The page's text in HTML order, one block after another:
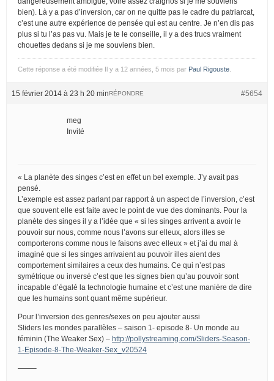
bien). Là y a pas d’inversion, car on ne quitte pas le cadre du patriarcat,
c’est une autre expérience de pensée qui est au centre. Je n’en dis pas
plus si tu l’as pas vu. Mais je te le conseille, il y a des trucs vraiment
chouettes dedans si je me souviens bien.
Cette réponse a été modifiée Il y a 12 années, 5 mois par Paul Rigouste
15 février 2014 à 23 h 20 min #5654
RÉPONDRE
meg
Invité
« La planète des singes c’est en effet un bel exemple. J’y avait pas
pensé.
L’exemple est assez parlant par rapport à un aspect de l’inversion, c’est
que souvent elle est faite avec le point de vue des dominants. Pour la
planète des singes il y a l’idée que « si les singes arrivent a avoir le
pouvoir sur nous, comme nous l’avons sur elleux, alors illes se
comporterons comme nous le faisons avec elleux » et j’ai du mal à
imaginé que si les singes arrivaient au pouvoir illes aient des
comportement similaires a ceux des humains. Ce qui n’est pas
symétrique ou inversé c’est que les signes bien qu’au pouvoir sont
incapable d’égalé la technologie humaine et c’est une manière de dire
que les humains sont quant même supérieur.
Pour l’inversion des genres/sexes on peu ajouter aussi
Sliders les mondes parallèles – saison 1- episode 8- Un monde au
féminin (The Weaker Sex) – http://pollystreaming.com/Sliders-Season-
1-Episode-8-The-Weaker-Sex_v20524
——–